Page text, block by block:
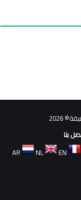
2026
بنا
AR
NL EN